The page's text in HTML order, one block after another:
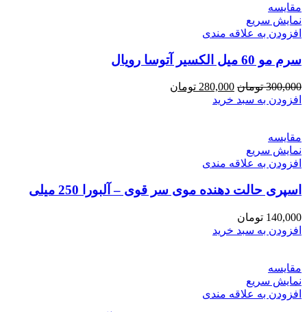
مقايسه
نمایش سریع
افزودن به علاقه مندی
سرم مو 60 میل الکسیر آتوسا رویال
300,000 تومان قیمت
اصلی
280,000 تومان
افزودن به سبد خرید
مقايسه
نمایش سریع
افزودن به علاقه مندی
اسپری حالت دهنده موی سر قوی – آلبورا 250 میلی
140,000 تومان
افزودن به سبد خرید
مقايسه
نمایش سریع
افزودن به علاقه مندی